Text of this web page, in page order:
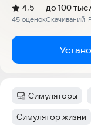
Рейтинг:
4,5
(
45 оценок
)
Скачиваний
до 100 тыс
Категория:
Симуляторы
Тег:
Симулятор жизни